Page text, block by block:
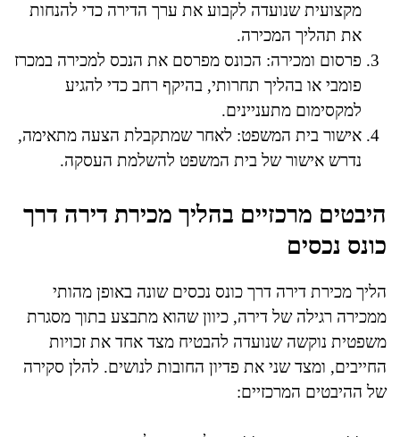
מקצועית שנועדה לקבוע את ערך הדירה כדי להנחות
את תהליך המכירה.
פרסום ומכירה: הכונס מפרסם את הנכס למכירה במכרז
פומבי או בהליך תחרותי, בהיקף רחב כדי להגיע
למקסימום מתעניינים.
אישור בית המשפט: לאחר שמתקבלת הצעה מתאימה,
נדרש אישור של בית המשפט להשלמת העסקה.
היבטים מרכזיים בהליך מכירת דירה דרך
כונס נכסים
הליך מכירת דירה דרך כונס נכסים שונה באופן מהותי
ממכירה רגילה של דירה, כיוון שהוא מתבצע בתוך מסגרת
משפטית נוקשה שנועדה להבטיח מצד אחד את זכויות
החייבים, ומצד שני את פדיון החובות לנושים. להלן סקירה
של ההיבטים המרכזיים: